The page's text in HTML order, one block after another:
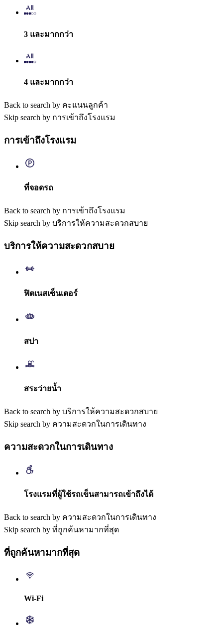
3 และมากกว่า
4 และมากกว่า
Back to search by คะแนนลูกค้า
Skip search by การเข้าถึงโรงแรม
การเข้าถึงโรงแรม
ที่จอดรถ
Back to search by การเข้าถึงโรงแรม
Skip search by บริการให้ความสะดวกสบาย
บริการให้ความสะดวกสบาย
ฟิตเนสเซ็นเตอร์
สปา
สระว่ายน้ำ
Back to search by บริการให้ความสะดวกสบาย
Skip search by ความสะดวกในการเดินทาง
ความสะดวกในการเดินทาง
โรงแรมที่ผู้ใช้รถเข็นสามารถเข้าถึงได้
Back to search by ความสะดวกในการเดินทาง
Skip search by ที่ถูกค้นหามากที่สุด
ที่ถูกค้นหามากที่สุด
Wi-Fi